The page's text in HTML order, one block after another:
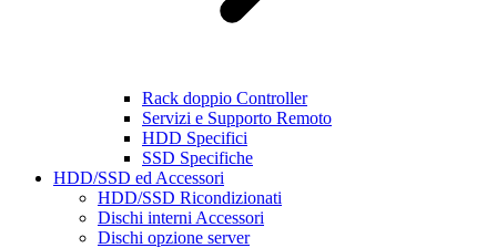
Rack doppio Controller
Servizi e Supporto Remoto
HDD Specifici
SSD Specifiche
HDD/SSD ed Accessori
HDD/SSD Ricondizionati
Dischi interni Accessori
Dischi opzione server